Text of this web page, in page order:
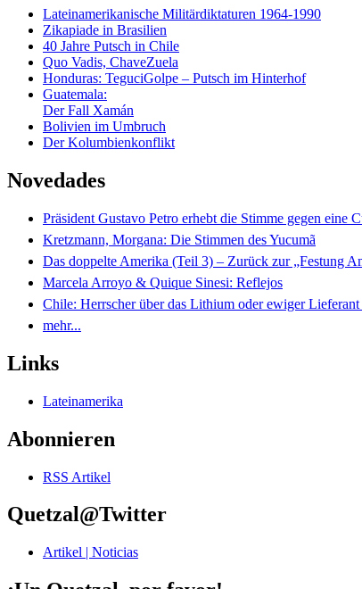
Lateinamerikanische Militärdiktaturen 1964-1990
Zikapiade in Brasilien
40 Jahre Putsch in Chile
Quo Vadis, ChaveZuela
Honduras: TeguciGolpe – Putsch im Hinterhof
Guatemala:
Der Fall Xamán
Bolivien im Umbruch
Der Kolumbienkonflikt
Novedades
Präsident Gustavo Petro erhebt die Stimme gegen
Kretzmann, Morgana: Die Stimmen des Yucumã
Das doppelte Amerika (Teil 3) – Zurück zur „Festung
Marcela Arroyo & Quique Sinesi: Reflejos
Chile: Herrscher über das Lithium oder ewiger
mehr...
Links
Lateinamerika
Abonnieren
RSS Artikel
Quetzal@Twitter
Artikel | Noticias